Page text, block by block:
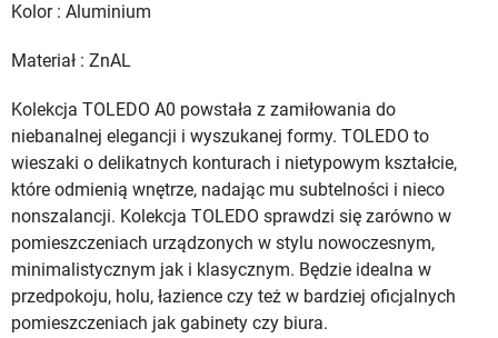
Kolor : Aluminium
Materiał : ZnAL
Kolekcja TOLEDO A0 powstała z zamiłowania do
niebanalnej elegancji i wyszukanej formy. TOLEDO to
wieszaki o delikatnych konturach i nietypowym kształcie,
które odmienią wnętrze, nadając mu subtelności i nieco
nonszalancji. Kolekcja TOLEDO sprawdzi się zarówno w
pomieszczeniach urządzonych w stylu nowoczesnym,
minimalistycznym jak i klasycznym. Będzie idealna w
przedpokoju, holu, łazience czy też w bardziej oficjalnych
pomieszczeniach jak gabinety czy biura.